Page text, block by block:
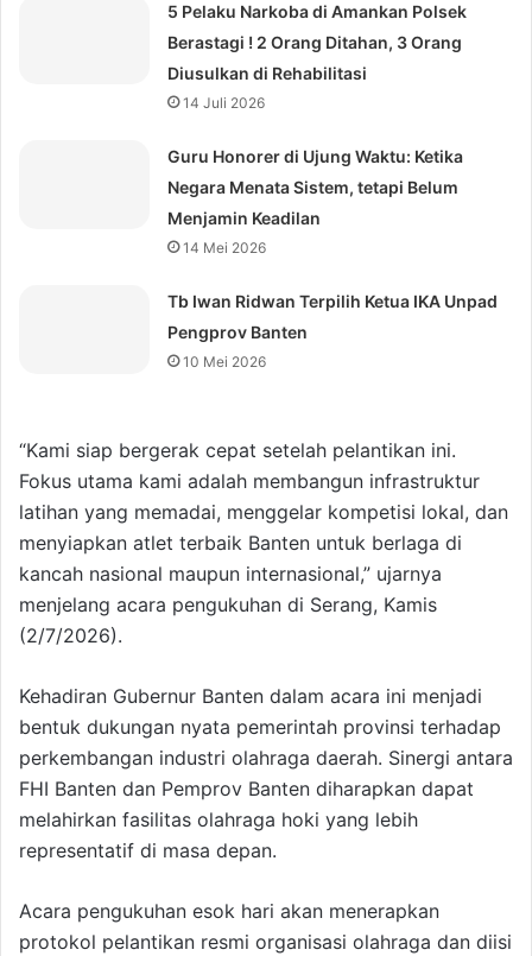
5 Pelaku Narkoba di Amankan Polsek
Berastagi ! 2 Orang Ditahan, 3 Orang
Diusulkan di Rehabilitasi
14 Juli 2026
Guru Honorer di Ujung Waktu: Ketika
Negara Menata Sistem, tetapi Belum
Menjamin Keadilan
14 Mei 2026
Tb Iwan Ridwan Terpilih Ketua IKA Unpad
Pengprov Banten
10 Mei 2026
“Kami siap bergerak cepat setelah pelantikan ini.
Fokus utama kami adalah membangun infrastruktur
latihan yang memadai, menggelar kompetisi lokal, dan
menyiapkan atlet terbaik Banten untuk berlaga di
kancah nasional maupun internasional,” ujarnya
menjelang acara pengukuhan di Serang, Kamis
(2/7/2026).
Kehadiran Gubernur Banten dalam acara ini menjadi
bentuk dukungan nyata pemerintah provinsi terhadap
perkembangan industri olahraga daerah. Sinergi antara
FHI Banten dan Pemprov Banten diharapkan dapat
melahirkan fasilitas olahraga hoki yang lebih
representatif di masa depan.
Acara pengukuhan esok hari akan menerapkan
protokol pelantikan resmi organisasi olahraga dan diisi